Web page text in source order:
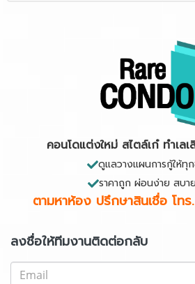
คอนโดแต่งใหม่ สไตล์เก๋ ทำเล
ดูแลวางแผนการกู้ให้ทุ
ราคาถูก ผ่อนง่าย สบาย
ตามหาห้อง ปรึกษาสินเชื่อ โท
ลงชื่อให้ทีมงานติดต่อกลับ